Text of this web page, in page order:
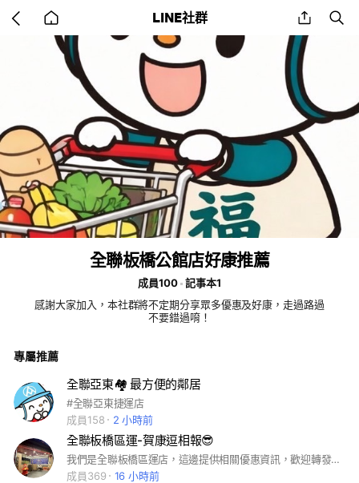
back
to
home
LINE社群 share
全聯板橋公館店好康推薦
成員100
記事本1
感謝大家加入，本社群將不定期分享眾多優惠及好康，走過路過
不要錯過唷！
專屬推薦
全聯亞東🏘 最方便的鄰居
#全聯亞東捷運店
成員158
2 小時前
全聯板橋區運-賀康逗相報😎
我們是全聯板橋區運店，這邊提供相關優惠資訊，歡迎轉發親朋好友。 ☑️如需要問產品，歡迎致電到店裡，我們專人為您服務。 ☑️社群這邊請不要洗版🙏🎉僅供活動或優惠資訊發送，謝謝大家配合，歡迎加入🥰🥰🥰
成員369
16 小時前